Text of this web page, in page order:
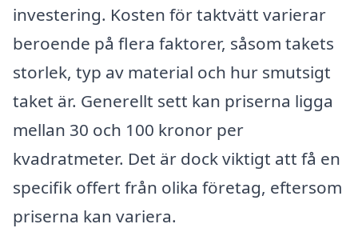
investering. Kosten för taktvätt varierar
beroende på flera faktorer, såsom takets
storlek, typ av material och hur smutsigt
taket är. Generellt sett kan priserna ligga
mellan 30 och 100 kronor per
kvadratmeter. Det är dock viktigt att få en
specifik offert från olika företag, eftersom
priserna kan variera.